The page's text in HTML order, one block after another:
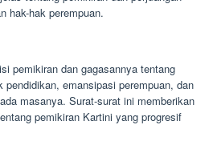
hak-hak perempuan.
pemikiran dan gagasannya tentang
pendidikan, emansipasi perempuan, dan
masanya. Surat-surat ini memberikan
pemikiran Kartini yang progresif